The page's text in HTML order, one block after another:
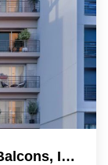
Neuilly/Villiers : 68m², 2ch Avec Balcons, Immeuble Neuf